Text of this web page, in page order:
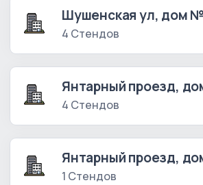
Шушенская ул, дом
4 Стендов
Янтарный проезд,
4 Стендов
Янтарный проезд,
1 Стендов